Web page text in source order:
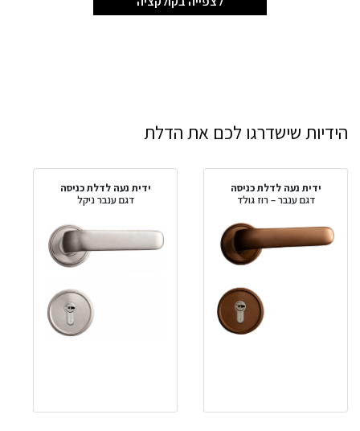
הידיות שישדרגו לכם את הדלת
ידית נעה לדלת כניסה
דגם ענבר – רוז גולד
ידית נעה לדלת כניסה
דגם ענבר ניקל